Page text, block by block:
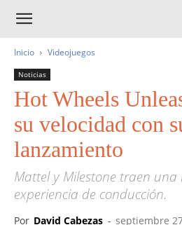
Inicio Videojuegos
Noticias
Hot Wheels
su velocidad con
lanzamiento
Mattel y Milestone traen
experiencia de conducción.
Por David Cabezas - septiembre